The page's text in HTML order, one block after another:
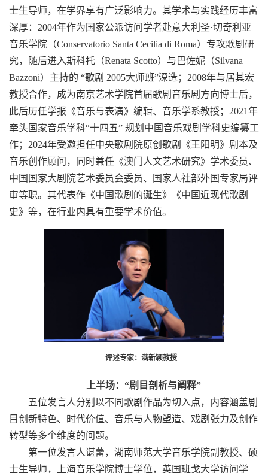
士生导师，在学界享有广泛影响力。其学术与实践经历丰富
深厚： 2004年作为国家公派访问学者赴意大利圣·切奇利亚
音乐学院（Conservatorio Santa Cecilia di Roma）专攻歌剧研
究，随后进入斯科托（Renata Scotto）与巴佐妮（Silvana
Bazzoni）主持的 “歌剧 2005大师班”深造； 2008年与居其宏
教授合作，成为南京艺术学院首届歌剧音乐剧方向博士后，
此后历任学报《音乐与表演》编辑、音乐学系教授； 2021年
牵头国家音乐学科“十四五” 规划中国音乐戏剧学科史编纂工
作； 2024年受邀担任中央歌剧院原创歌剧《王阳明》剧本及
音乐创作顾问，同时兼任《澳门人文艺术研究》学术委员、
中国国家大剧院艺术委员会委员、国家人社部外国专家局评
审等职。其代表作《中国歌剧的诞生》《中国近现代歌剧
史》等，在行业内具有重要学术价值。
评述专家：满新颖教授
上半场：“剧目剖析与阐释”
五位发言人分别以不同歌剧作品为切入点，内容涵盖剧
目创新特色、时代价值、音乐与人物塑造、戏剧张力及创作
转型等多个维度的问题。
第一位发言人谌蕾，湖南师范大学音乐学院副教授、硕
士生导师，上海音乐学院博士学位，英国班戈大学访问学